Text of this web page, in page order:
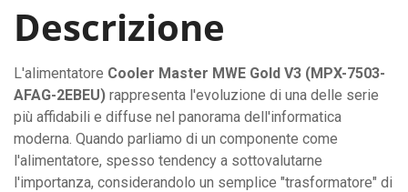
completamente
modulare
e
pronto
per
le
schede
video
Descrizione
L'alimentatore Cooler Master MWE Gold V3 (MPX-7503-
AFAG-2EBEU) rappresenta l'evoluzione di una delle serie
più affidabili e diffuse nel panorama dell'informatica
moderna. Quando parliamo di un componente come
l'alimentatore, spesso tendency a sottovalutarne
l'importanza, considerandolo un semplice "trasformatore" di